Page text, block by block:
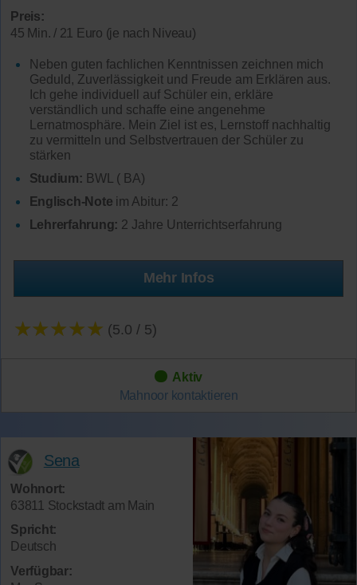
Preis:
45 Min. / 21 Euro (je nach Niveau)
Neben guten fachlichen Kenntnissen zeichnen mich
Geduld, Zuverlässigkeit und Freude am Erklären aus.
Ich gehe individuell auf Schüler ein, erkläre
verständlich und schaffe eine angenehme
Lernatmosphäre. Mein Ziel ist es, Lernstoff nachhaltig
zu vermitteln und Selbstvertrauen der Schüler zu
stärken
Studium: BWL ( BA)
Englisch-Note im Abitur: 2
Lehrerfahrung: 2 Jahre Unterrichtserfahrung
Mehr Infos
★★★★★ (5.0 / 5)
Aktiv
Mahnoor kontaktieren
Sena
Wohnort:
63811 Stockstadt am Main
Spricht:
Deutsch
Verfügbar: